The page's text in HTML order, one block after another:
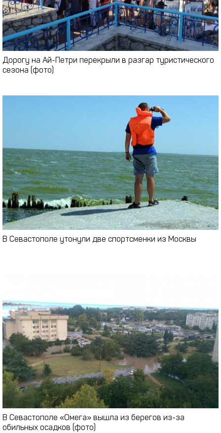
Дорогу на Ай-Петри перекрыли в разгар туристического
сезона (фото)
В Севастополе утонули две спортсменки из Москвы
В Севастополе «Омега» вышла из берегов из-за
обильных осадков (фото)